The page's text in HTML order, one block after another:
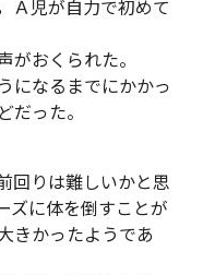
Ａ児が自力で初めて
がおくられた。
になるまでにかかっ
だった。
回りは難しいかと思
ズに体を倒すことが
きかったようであ